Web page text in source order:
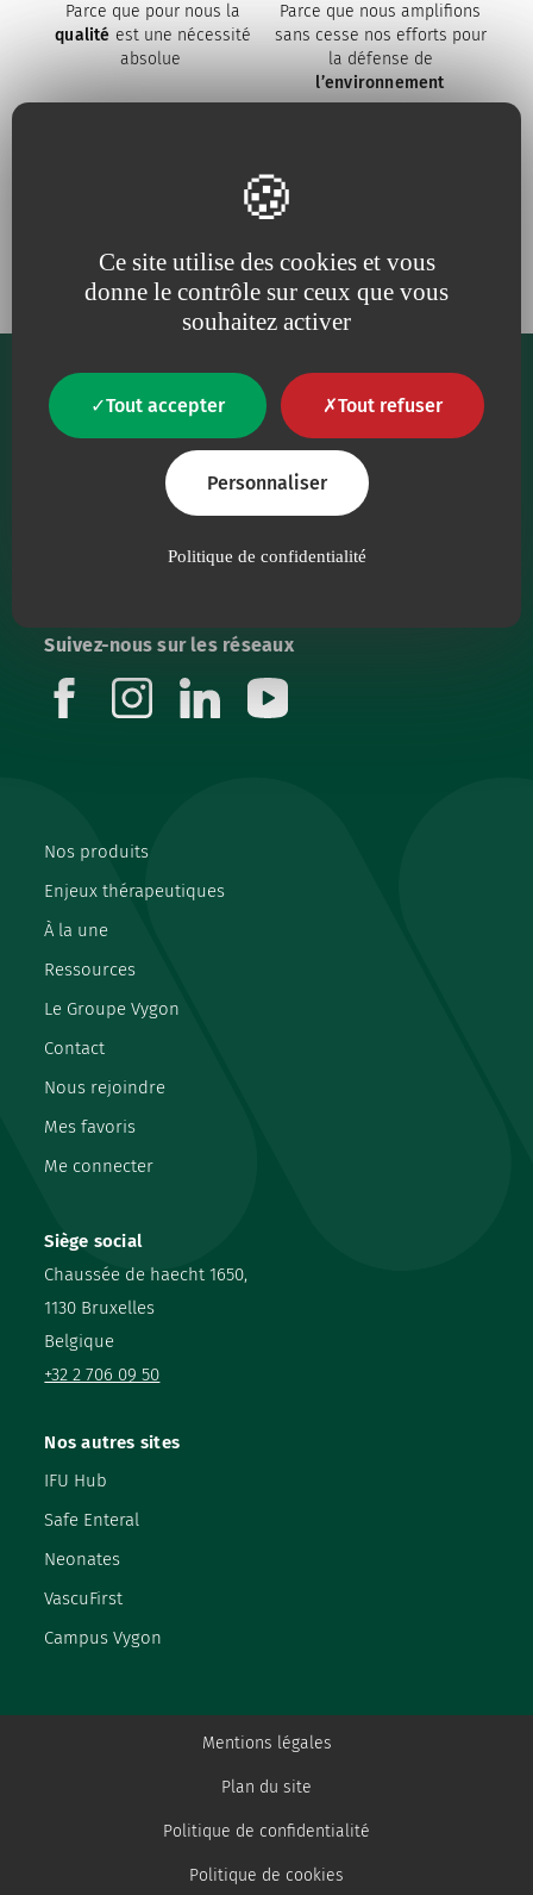
Ce site utilise des cookies et vous
donne le contrôle sur ceux que vous
souhaitez activer
Tout accepter Tout refuser
Personnaliser
Politique de confidentialité
Parce que pour nous la
qualité est une nécessité
absolue
Parce que nous amplifions
sans cesse nos efforts pour
la défense de
l’environnement
Nos engagements
Notre raison d'être est de proposer aux
Siège social
Chaussée de haecht 1650,
1130 Bruxelles
Belgique
+32 2 706 09 50
Nos produits
Enjeux thérapeutiques
À la une
Ressources
Le Groupe Vygon
Contact
Nous rejoindre
Mes favoris
Me connecter
Nos autres sites
IFU Hub
Safe Enteral
Neonates
VascuFirst
Campus Vygon
Suivez-nous sur les réseaux
facebookinstagramlinkedin
Mentions légales
Plan du site
Politique de confidentialité
Politique de cookies